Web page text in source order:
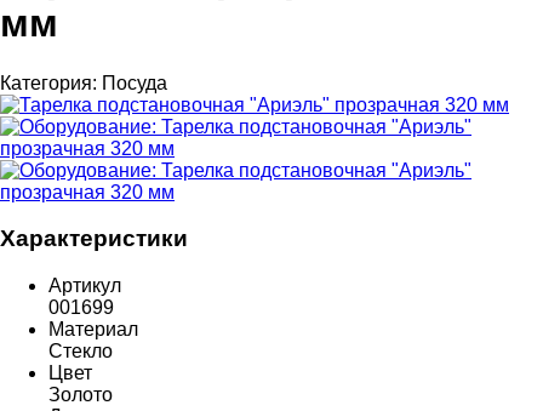
мм
Категория: Посуда
Характеристики
Артикул
001699
Материал
Стекло
Цвет
Золото